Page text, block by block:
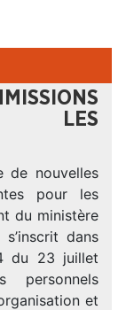
LES
de nouvelles
pour les
du ministère
dans
du 23 juillet
et